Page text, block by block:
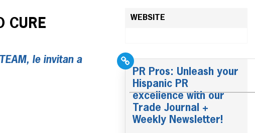
CURE
le invitan a
WEBSITE
PR Pros: Unleash your
Hispanic PR
excellence with our
Trade Journal +
Weekly Newsletter!